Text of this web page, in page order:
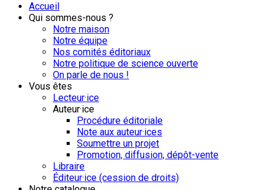
Accueil
Qui sommes-nous ?
Notre maison
Notre équipe
Nos comités éditoriaux
Notre politique de science ouverte
On parle de nous !
Vous êtes
Lecteur·ice
Auteur·ice
Procédure éditoriale
Note aux auteur·ices
Soumettre un projet
Promotion, diffusion, dépôt-vente
Libraire
Éditeur·ice (cession de droits)